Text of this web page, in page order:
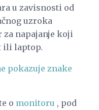
u zavisnosti od
uzroka
za napajanje koji
ili laptop.
pokazuje znake
o monitoru , pod